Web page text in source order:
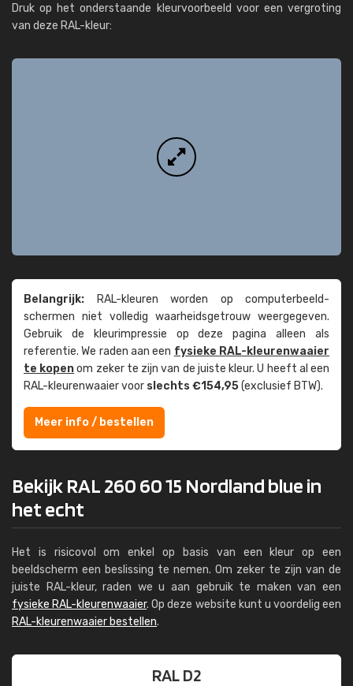
Druk op het onderstaande kleurvoorbeeld voor een vergroting
van deze RAL-kleur:
Belangrijk: RAL-kleuren worden op computer­beeld­
schermen niet volledig waarheids­­getrouw weer­gegeven.
Gebruik de kleur­impressie op deze pagina alleen als
referentie. We raden aan een fysieke RAL-kleuren­waaier
te kopenom zeker te zijn van de juiste kleur. U heeft al een
RAL-kleuren­waaier voor slechts €154,95(exclusief BTW).
Meer info / bestellen
Bekijk RAL 260 60 15 Nordland blue in
het echt
Het is risicovol om enkel op basis van een kleur op een
beeldscherm een beslissing te nemen. Om zeker te zijn van de
juiste RAL-kleur, raden we u aan gebruik te maken van een
fysieke RAL-kleurenwaaier. Op deze website kunt u voordelig een
RAL-kleurenwaaier bestellen.
RAL D2